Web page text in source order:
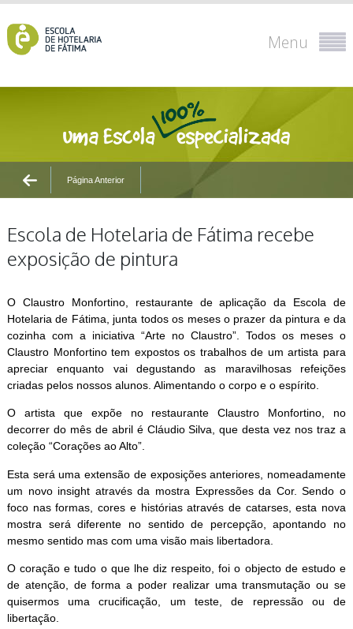
Menu
Página Anterior
Escola de Hotelaria de Fátima recebe
exposição de pintura
O Claustro Monfortino, restaurante de aplicação da Escola de
Hotelaria de Fátima, junta todos os meses o prazer da pintura e da
cozinha com a iniciativa “Arte no Claustro”. Todos os meses o
Claustro Monfortino tem expostos os trabalhos de um artista para
apreciar enquanto vai degustando as maravilhosas refeições
criadas pelos nossos alunos. Alimentando o corpo e o espírito.
O artista que expõe no restaurante Claustro Monfortino, no
decorrer do mês de abril é Cláudio Silva, que desta vez nos traz a
coleção “Corações ao Alto”.
Esta será uma extensão de exposições anteriores, nomeadamente
um novo insight através da mostra Expressões da Cor. Sendo o
foco nas formas, cores e histórias através de catarses, esta nova
mostra será diferente no sentido de percepção, apontando no
mesmo sentido mas com uma visão mais libertadora.
O coração e tudo o que lhe diz respeito, foi o objecto de estudo e
de atenção, de forma a poder realizar uma transmutação ou se
quisermos uma crucificação, um teste, de repressão ou de
libertação.